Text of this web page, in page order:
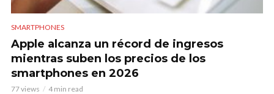
SMARTPHONES
Apple alcanza un récord de ingresos
mientras suben los precios de los
smartphones en 2026
77 views 4 min read